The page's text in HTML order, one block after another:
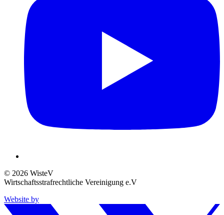
© 2026 WisteV
Wirtschaftsstrafrechtliche Vereinigung e.V
Website by